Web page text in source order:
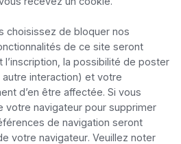
choisissez de bloquer nos
de ce site seront
la possibilité de poster
interaction) et votre
d’en être affectée. Si vous
votre navigateur pour supprimer
de navigation seront
votre navigateur. Veuillez noter